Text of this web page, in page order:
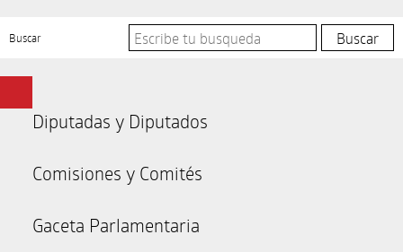
Buscar
Diputadas y Diputados
Comisiones y Comités
Gaceta Parlamentaria